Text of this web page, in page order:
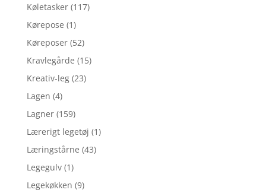
Køletasker (117)
Kørepose (1)
Køreposer (52)
Kravlegårde (15)
Kreativ-leg (23)
Lagen (4)
Lagner (159)
Lærerigt legetøj (1)
Læringstårne (43)
Legegulv (1)
Legekøkken (9)